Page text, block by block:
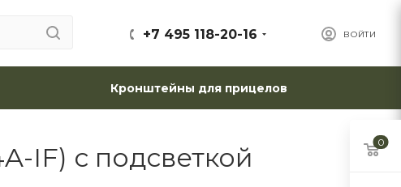
ВОЙТИ
+7 495 118-20-16
Кронштейны для прицелов
IF) с подсветкой 0